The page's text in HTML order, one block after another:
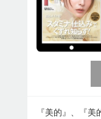
『美的』、『